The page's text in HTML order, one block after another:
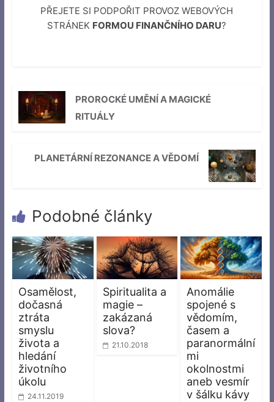
PŘEJETE SI PODPOŘIT PROVOZ WEBOVÝCH
STRÁNEK FORMOU FINANČNÍHO DARU?
PROROCKÉ UMĚNÍ A MAGICKÉ
RITUÁLY
PLANETÁRNÍ REZONANCE A VĚDOMÍ
Podobné články
Osamělost,
dočasná
ztráta
smyslu
života a
hledání
životního
úkolu
24.11.2019
Spiritualita a
magie –
zakázaná
slova?
21.10.2018
Anomálie
spojené s
vědomím,
časem a
paranormální
mi
okolnostmi
aneb vesmír
v šálku kávy